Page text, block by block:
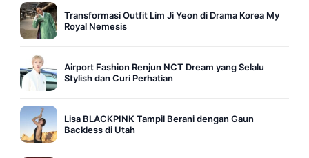
Transformasi Outfit Lim Ji Yeon di Drama Korea My
Royal Nemesis
Airport Fashion Renjun NCT Dream yang Selalu
Stylish dan Curi Perhatian
Lisa BLACKPINK Tampil Berani dengan Gaun
Backless di Utah